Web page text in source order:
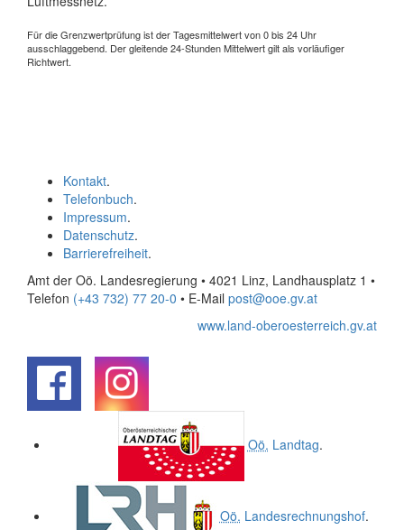
Für die Grenzwertprüfung ist der Tagesmittelwert von 0 bis 24 Uhr
ausschlaggebend. Der gleitende 24-Stunden Mittelwert gilt als vorläufiger
Richtwert.
Kontakt.
Telefonbuch.
Impressum.
Datenschutz.
Barrierefreiheit.
Amt der Oö. Landesregierung • 4021 Linz, Landhausplatz 1 •
Telefon (+43 732) 77 20-0 • E-Mail post@ooe.gv.at
www.land-oberoesterreich.gv.at
Oö. Landtag.
Oö. Landesrechnungshof.